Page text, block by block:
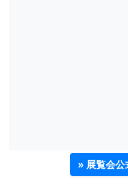
» 展覧会公